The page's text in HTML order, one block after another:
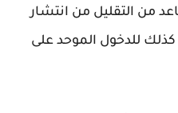
من التقليل من انتشار
للدخول الموحد على